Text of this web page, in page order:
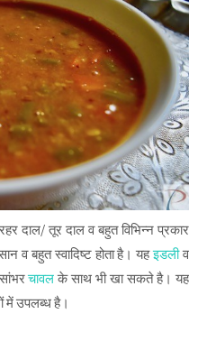
दाल/ तूर दाल व बहुत विभिन्न प्रकार
व बहुत स्वादिष्ट होता है। यहइडलीव
चावलके साथ भी खा सकते है। यह
में उपलब्ध है।